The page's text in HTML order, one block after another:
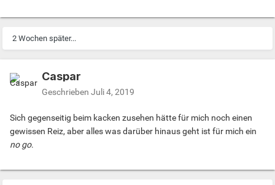
2 Wochen später...
Caspar
Geschrieben Juli 4, 2019
Sich gegenseitig beim kacken zusehen hätte für mich noch einen
gewissen Reiz, aber alles was darüber hinaus geht ist für mich ein
no go.